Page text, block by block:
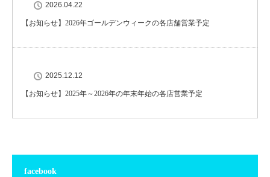
2026.04.22
【お知らせ】2026年ゴールデンウィークの各店舗営業予定
2025.12.12
【お知らせ】2025年～2026年の年末年始の各店営業予定
facebook